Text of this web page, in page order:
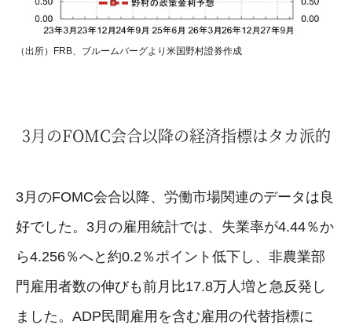
（出所）FRB、ブルームバーグより米国野村證券作成
3月のFOMC会合以降の経済指標はタカ派的
3月のFOMC会合以降、労働市場関連のデータは良
好でした。3月の雇用統計では、失業率が4.44％か
ら4.256％へと約0.2％ポイント低下し、非農業部
門雇用者数の伸びも前月比17.8万人増と急反発し
ました。ADP民間雇用を含む雇用の代替指標に